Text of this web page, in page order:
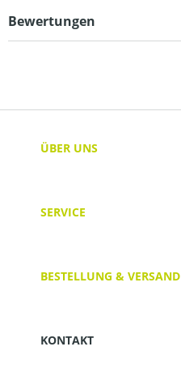
Bewertungen
ÜBER UNS
SERVICE
BESTELLUNG & VERSAND
KONTAKT